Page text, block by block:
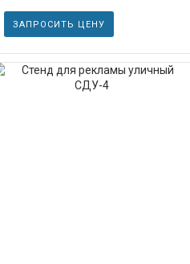
ЗАПРОСИТЬ ЦЕНУ